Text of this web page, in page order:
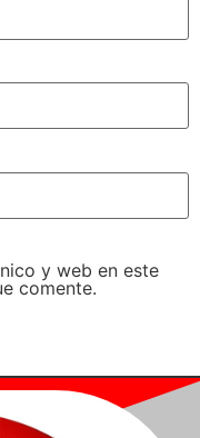
y web en este
comente.